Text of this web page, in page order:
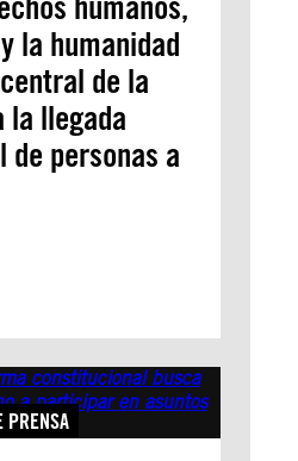
la humanidad
de la
la llegada
de personas a
PRENSA